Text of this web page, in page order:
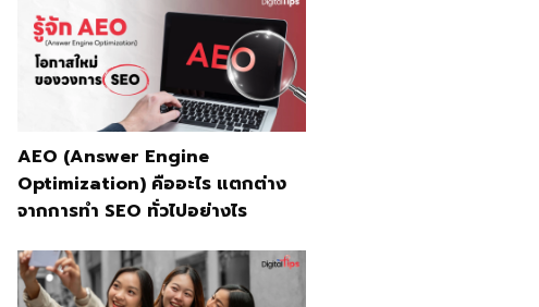
AEO (Answer Engine
Optimization) คืออะไร แตกต่าง
จากการทำ SEO ทั่วไปอย่างไร